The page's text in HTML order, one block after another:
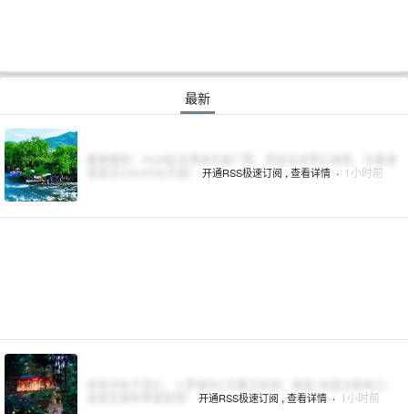
最新
开通RSS极速订阅 , 查看详情 · 1小时前
开通RSS极速订阅 , 查看详情 · 1小时前